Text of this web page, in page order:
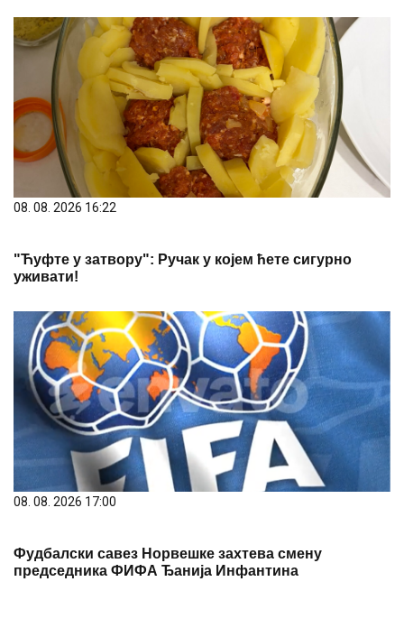
08. 08. 2026 16:22
"Ћуфте у затвору": Ручак у којем ћете сигурно
уживати!
08. 08. 2026 17:00
Фудбалски савез Норвешке захтева смену
председника ФИФА Ђанија Инфантина